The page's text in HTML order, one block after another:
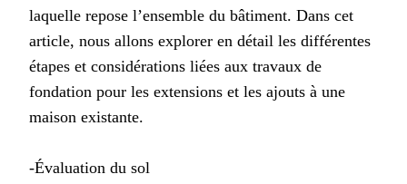
laquelle repose l’ensemble du bâtiment. Dans cet
article, nous allons explorer en détail les différentes
étapes et considérations liées aux travaux de
fondation pour les extensions et les ajouts à une
maison existante.
-Évaluation du sol